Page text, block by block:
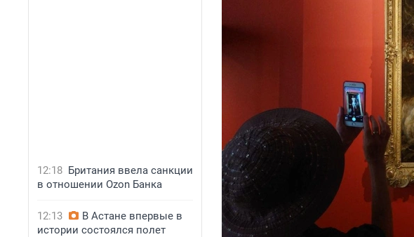
12:18 Британия ввела санкции
в отношении Ozon Банка
12:13
В Астане впервые в
истории состоялся полет